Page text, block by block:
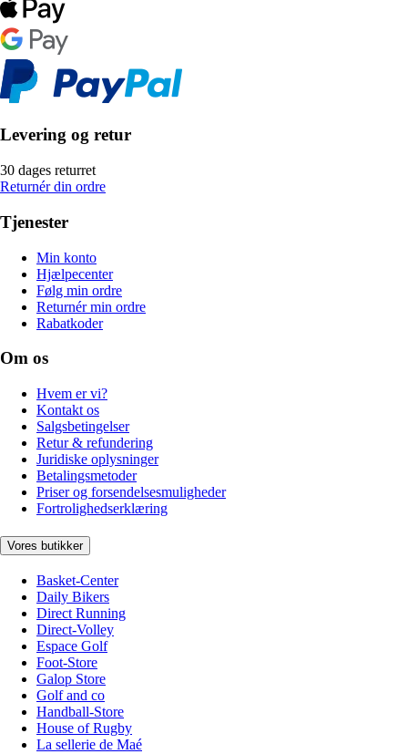
Levering og retur
30 dages returret
Returnér din ordre
Tjenester
Min konto
Hjælpecenter
Følg min ordre
Returnér min ordre
Rabatkoder
Om os
Hvem er vi?
Kontakt os
Salgsbetingelser
Retur & refundering
Juridiske oplysninger
Betalingsmetoder
Priser og forsendelsesmuligheder
Fortrolighedserklæring
Vores butikker
Basket-Center
Daily Bikers
Direct Running
Direct-Volley
Espace Golf
Foot-Store
Galop Store
Golf and co
Handball-Store
House of Rugby
La sellerie de Maé